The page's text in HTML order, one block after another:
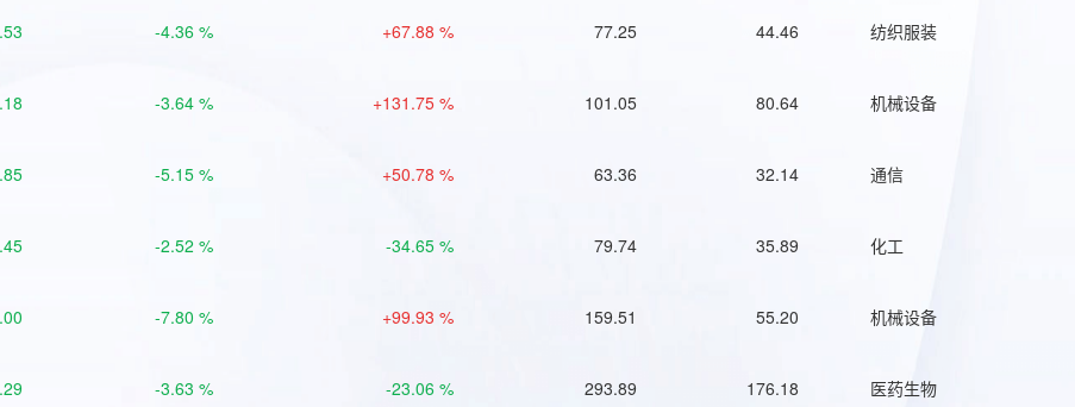
-4.36 % +67.88 % 77.25 44.46 纺织服装
-3.64 % +131.75 % 101.05 80.64 机械设备
-5.15 % +50.78 % 63.36 32.14 通信
-2.52 % -34.65 % 79.74 35.89 化工
-7.80 % +99.93 % 159.51 55.20 机械设备
-3.63 % -23.06 % 293.89 176.18 医药生物